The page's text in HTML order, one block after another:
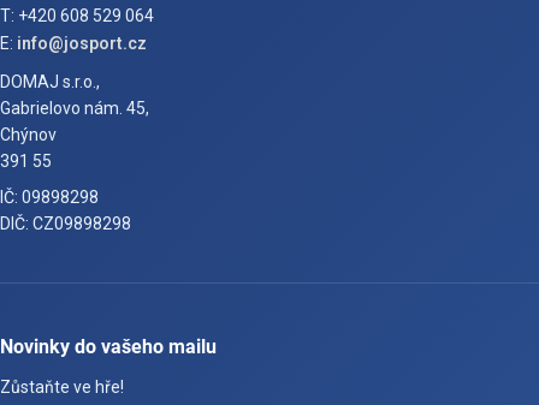
T: +420 608 529 064
E: info@josport.cz
DOMAJ s.r.o.,
Gabrielovo nám. 45,
Chýnov
391 55
IČ: 09898298
DIČ: CZ09898298
Novinky do vašeho mailu
Zůstaňte ve hře!